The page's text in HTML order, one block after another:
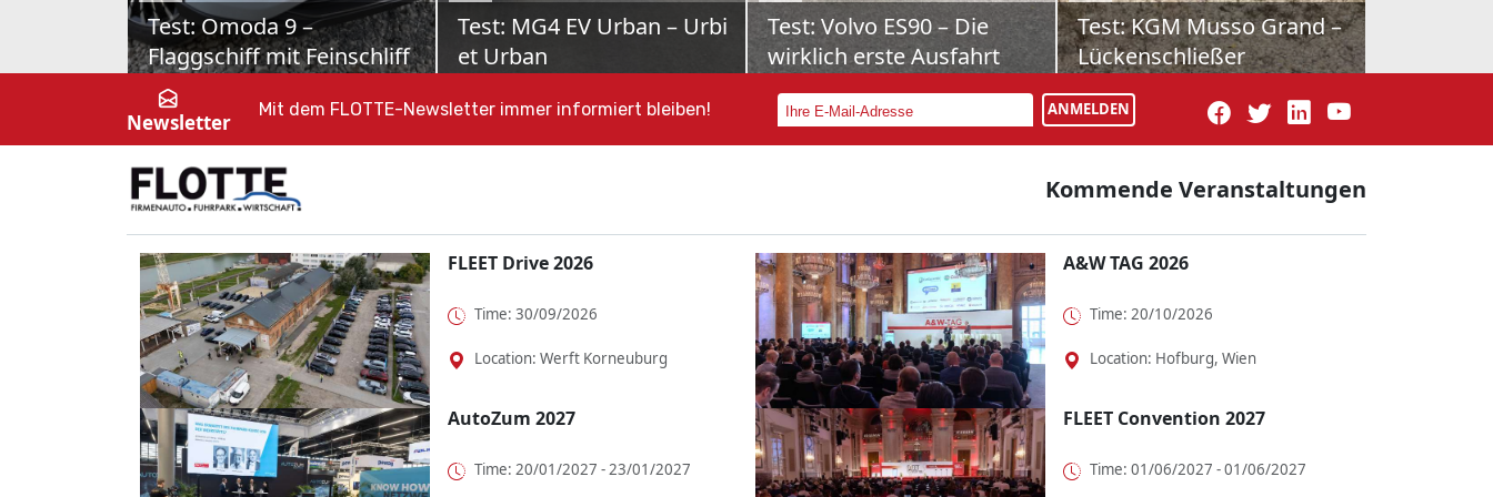
Skoda Octavia Combi im
Test
nicht sein. Als Sportline mit MHD-
Benziner zeigt dieser Škoda Octavia,
Toyota bZ4X Touring: Der
Kombi neuer Schule
Fahrt auf – und mit ihr die Familie
Schon gefahren: Mercedes
VLE
bis zu acht Personen und Business-
Class-Komfort: Der neue Mercedes
Schon gefahren: Farizon
V7E
Tochter Farizon nun den V7E nach
Österreich. Vollelektrisch natürlich,
Newsletter
Mit dem FLOTTE-Newsletter immer informiert bleiben! ANMELDEN
Kommende Veranstaltungen
FLEET Drive 2026
Time: 30/09/2026
Location: Werft Korneuburg
A&W TAG 2026
Time: 20/10/2026
Location: Hofburg, Wien
AutoZum 2027
Time: 20/01/2027 - 23/01/2027
FLEET Convention 2027
Time: 01/06/2027 - 01/06/2027